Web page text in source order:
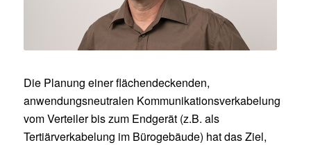
Die Planung einer flächendeckenden,
anwendungsneutralen Kommunikationsverkabelung
vom Verteiler bis zum Endgerät (z.B. als
Tertiärverkabelung im Bürogebäude) hat das Ziel,